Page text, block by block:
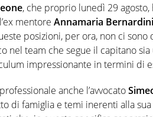
, che proprio lunedì 29 agosto,
mentore Annamaria
posizioni, per ora, non ci sono
nel team che segue il capitano sia
impressionante in termini di
anche l’avvocato
di famiglia e temi inerenti alla sua